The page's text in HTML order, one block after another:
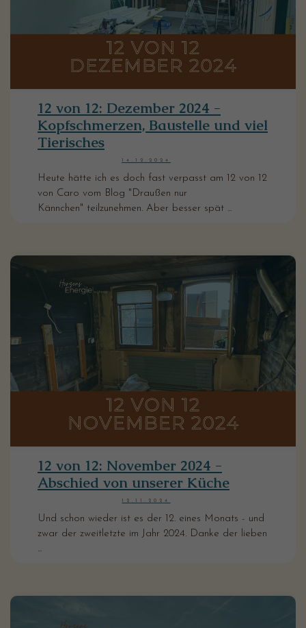
12 von 12: Dezember 2024 -
Kopfschmerzen, Baustelle und viel
Tierisches
14.12.2024
Heute hätte ich es doch fast verpasst am 12 von 12
von Caro vom Blog "Draußen nur
Kännchen" teilzunehmen. Aber besser spät ...
12 von 12: November 2024 -
Abschied von unserer Küche
12.11.2024
Und schon wieder ist es der 12. eines Monats - und
zwar der zweitletzte im Jahr 2024. Danke der lieben
...